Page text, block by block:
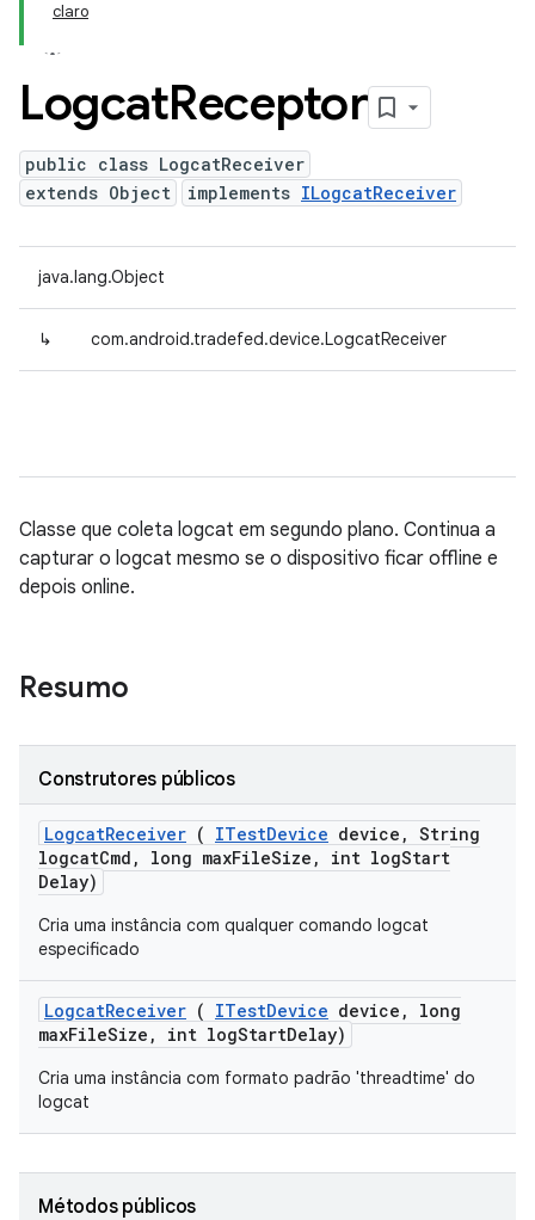
claro
LogcatReceptor
public class LogcatReceiver
extends Object
implements ILogcatReceiver
java.lang.Object
↳ com.android.tradefed.device.LogcatReceiver
Classe que coleta logcat em segundo plano. Continua a
capturar o logcat mesmo se o dispositivo ficar offline e
depois online.
Resumo
Construtores públicos
LogcatReceiver ( ITestDevice device , String
logcatCmd , long maxFileSize , int logStart
Delay)
Cria uma instância com qualquer comando logcat
especificado
LogcatReceiver ( ITestDevice device ,
long
maxFileSize , int logStartDelay)
Cria uma instância com formato padrão 'threadtime' do
logcat
Métodos públicos